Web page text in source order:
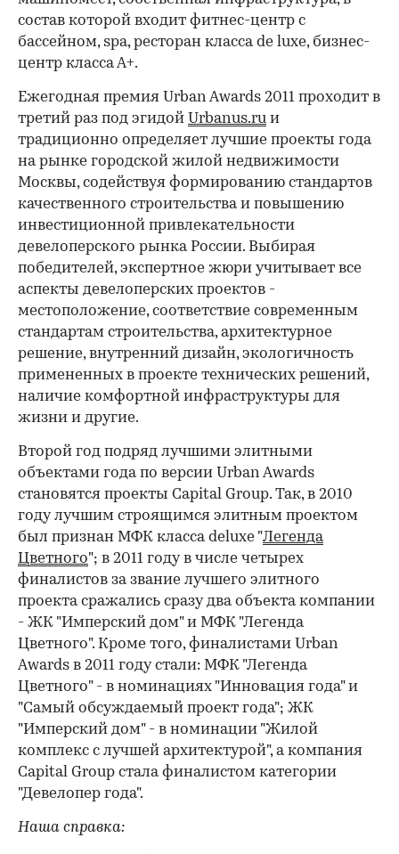
состав которой входит фитнес-центр с
бассейном, spa, ресторан класса de luxe, бизнес-
центр класса А+.
Ежегодная премия Urban Awards 2011 проходит в
третий раз под эгидой Urbanus.ru и
традиционно определяет лучшие проекты года
на рынке городской жилой недвижимости
Москвы, содействуя формированию стандартов
качественного строительства и повышению
инвестиционной привлекательности
девелоперского рынка России. Выбирая
победителей, экспертное жюри учитывает все
аспекты девелоперских проектов -
местоположение, соответствие современным
стандартам строительства, архитектурное
решение, внутренний дизайн, экологичность
примененных в проекте технических решений,
наличие комфортной инфраструктуры для
жизни и другие.
Второй год подряд лучшими элитными
объектами года по версии Urban Awards
становятся проекты Capital Group. Так, в 2010
году лучшим строящимся элитным проектом
был признан МФК класса deluxe "Легенда
Цветного"; в 2011 году в числе четырех
финалистов за звание лучшего элитного
проекта сражались сразу два объекта компании
- ЖК "Имперский дом" и МФК "Легенда
Цветного". Кроме того, финалистами Urban
Awards в 2011 году стали: МФК "Легенда
Цветного" - в номинациях "Инновация года" и
"Самый обсуждаемый проект года"; ЖК
"Имперский дом" - в номинации "Жилой
комплекс с лучшей архитектурой", а компания
Capital Group стала финалистом категории
"Девелопер года".
Наша справка: